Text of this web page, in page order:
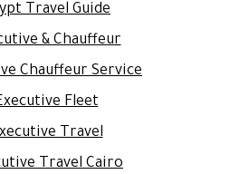
Travel Guide
& Chauffeur
Chauffeur Service
Fleet
Travel
Travel Cairo